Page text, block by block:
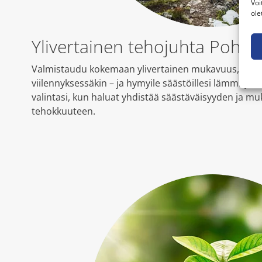
Ylivertainen tehojuhta
Valmistaudu kokemaan ylivertainen mukavuus, niin
viilennyksessäkin – ja hymyile säästöillesi
valintasi, kun haluat yhdistää säästäväisyyden ja
tehokkuuteen.